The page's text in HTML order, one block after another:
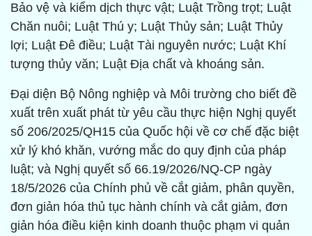
Bảo vệ và kiểm dịch thực vật; Luật Trồng trọt; Luật
Chăn nuôi; Luật Thú y; Luật Thủy sản; Luật Thủy
lợi; Luật Đê điều; Luật Tài nguyên nước; Luật Khí
tượng thủy văn; Luật Địa chất và khoáng sản.
Đại diện Bộ Nông nghiệp và Môi trường cho biết đề
xuất trên xuất phát từ yêu cầu thực hiện Nghị quyết
số 206/2025/QH15 của Quốc hội về cơ chế đặc biệt
xử lý khó khăn, vướng mắc do quy định của pháp
luật; và Nghị quyết số 66.19/2026/NQ-CP ngày
18/5/2026 của Chính phủ về cắt giảm, phân quyền,
đơn giản hóa thủ tục hành chính và cắt giảm, đơn
giản hóa điều kiện kinh doanh thuộc phạm vi quản